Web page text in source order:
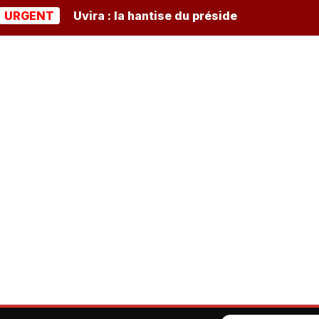
Uvira : la hantise du président burundais